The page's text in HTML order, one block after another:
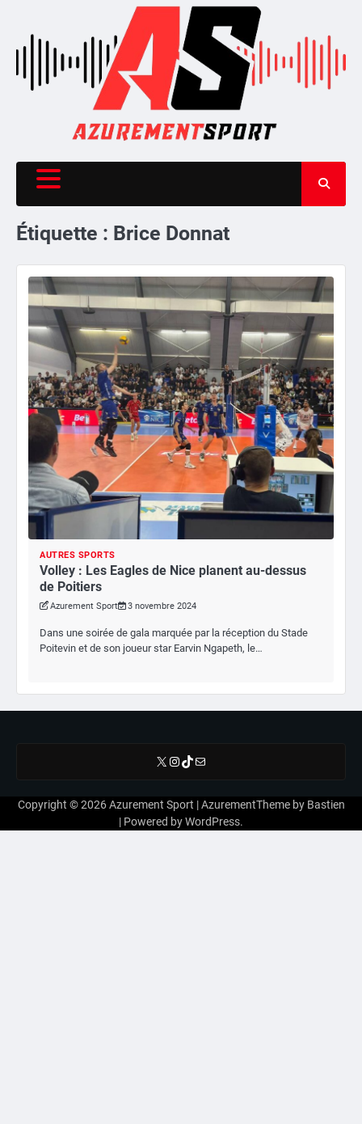
content
Étiquette : Brice Donnat
AUTRES SPORTS
Volley : Les Eagles de Nice planent au-dessus
de Poitiers
Azurement Sport 3 novembre 2024
Dans une soirée de gala marquée par la réception du Stade
Poitevin et de son joueur star Earvin Ngapeth, le…
X Instagram
TikTok
E-mail
Copyright © 2026Azurement Sport | AzurementTheme by Bastien
| Powered byWordPress.